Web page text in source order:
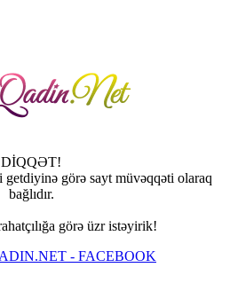
DİQQƏT!
getdiyinə görə sayt müvəqqəti olaraq
bağlıdır.
görə üzr istəyirik!
- FACEBOOK